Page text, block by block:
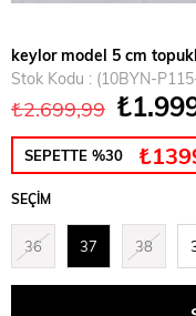
keylor model 5 cm
Stok Kodu
(10BYN-
₺2.699,99
SEPETTE %30
SEÇIM
36 37 38